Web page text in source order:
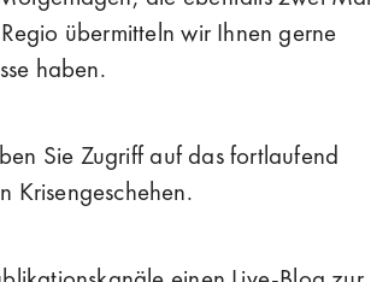
übermitteln wir Ihnen gerne
haben.
Sie Zugriff auf das fortlaufend
Krisengeschehen.